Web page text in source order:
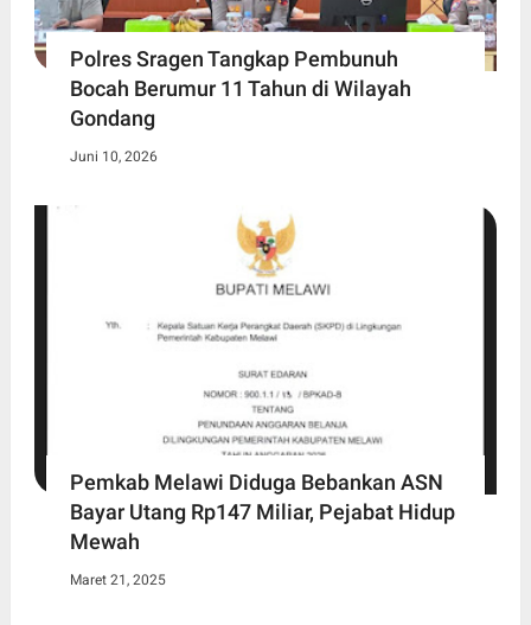
Polres Sragen Tangkap Pembunuh
Bocah Berumur 11 Tahun di Wilayah
Gondang
Juni 10, 2026
Pemkab Melawi Diduga Bebankan ASN
Bayar Utang Rp147 Miliar, Pejabat Hidup
Mewah
Maret 21, 2025